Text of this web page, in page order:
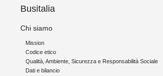
Busitalia
Chi siamo
Mission
Codice etico
Qualità, Ambiente, Sicurezza e Responsabilità Sociale
Dati e bilancio